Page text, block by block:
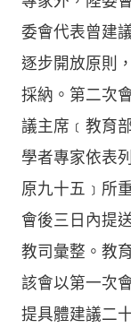
委會代表曾建
逐步開放原則
採納。第二次
議主席﹝教育
學者專家依表
原九十五﹞所
會後三日內提
教司彙整。教
該會以第一次
提具體建議二